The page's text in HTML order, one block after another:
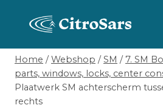
Home / Webshop / SM / 7. SM
parts, windows, locks, center
Plaatwerk SM achterscherm
rechts